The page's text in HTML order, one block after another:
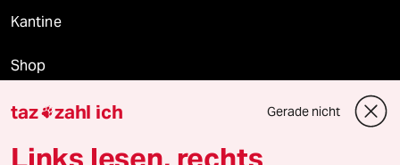
Kantine
Shop
Anzeigen
taz zahl ich Gerade nicht